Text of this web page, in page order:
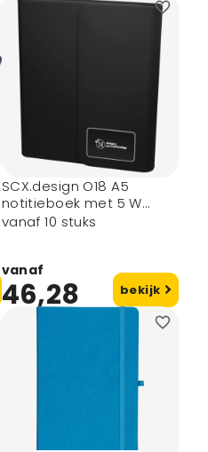
SCX.design O18 A5
notitieboek met 5 W
draadloze 4000 mAh
vanaf 10 stuks
vanaf
46,28 bekijk